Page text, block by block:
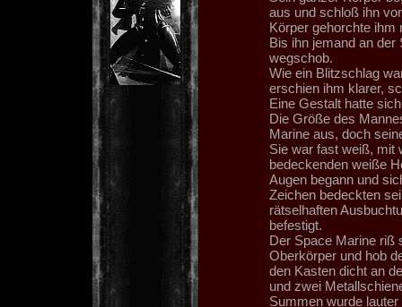
aus und schloß ihn
Körper gehorchte ihm
Bis ihn jemand an
wegschob.
Wie ein Blitzschlag
erschien ihm klarer,
Eine Gestalt hatte
Die Größe des
Marine aus, doch
Sie war fast weiß, mit
bedeckenden weiße
Augen begann und
Zeichen bedeckten
rätselhaften
befestigt.
Der Space Marine riß
Oberkörper und hob
den Kasten dicht an
und zwei
Summen wurde